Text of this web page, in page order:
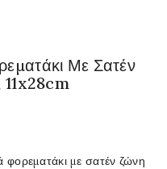
Με Σατέν
φορεματάκι με σατέν ζώνη